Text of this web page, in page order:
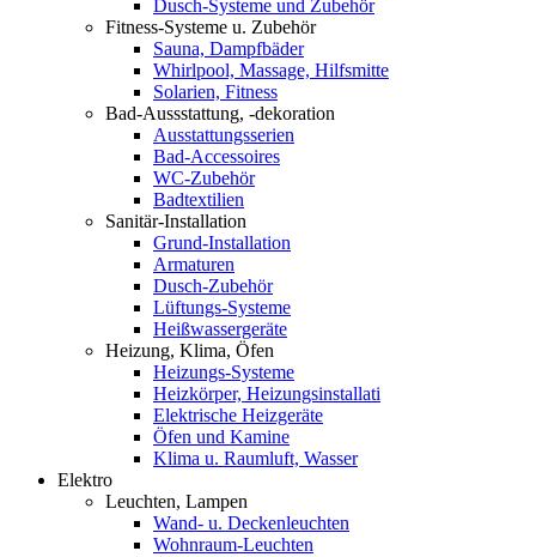
Dusch-Systeme und Zubehör
Fitness-Systeme u. Zubehör
Sauna, Dampfbäder
Whirlpool, Massage, Hilfsmitte
Solarien, Fitness
Bad-Aussstattung, -dekoration
Ausstattungsserien
Bad-Accessoires
WC-Zubehör
Badtextilien
Sanitär-Installation
Grund-Installation
Armaturen
Dusch-Zubehör
Lüftungs-Systeme
Heißwassergeräte
Heizung, Klima, Öfen
Heizungs-Systeme
Heizkörper, Heizungsinstallati
Elektrische Heizgeräte
Öfen und Kamine
Klima u. Raumluft, Wasser
Elektro
Leuchten, Lampen
Wand- u. Deckenleuchten
Wohnraum-Leuchten